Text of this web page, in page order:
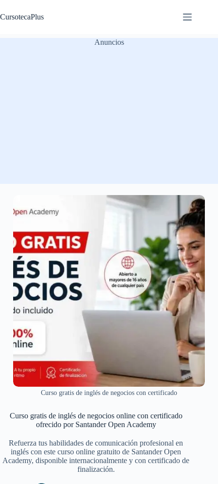
al
contenido
CursotecaPlus
Anuncios
Curso gratis de inglés de negocios con certificado
Curso gratis de inglés de negocios online con certificado
ofrecido por Santander Open Academy
Refuerza tus habilidades de comunicación profesional en
inglés con este curso online gratuito de Santander Open
Academy, disponible internacionalmente y con certificado de
finalización.